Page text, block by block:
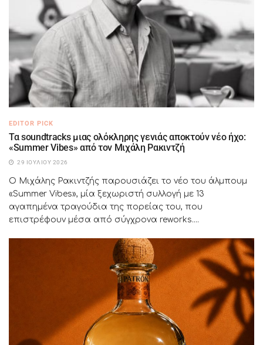
EDITOR PICK
Τα soundtracks μιας ολόκληρης γενιάς αποκτούν νέο ήχο:
«Summer Vibes» από τον Μιχάλη Ρακιντζή
29 ΙΟΥΛΊΟΥ 2026
Ο Μιχάλης Ρακιντζής παρουσιάζει το νέο του άλμπουμ
«Summer Vibes», μία ξεχωριστή συλλογή με 13
αγαπημένα τραγούδια της πορείας του, που
επιστρέφουν μέσα από σύγχρονα reworks....